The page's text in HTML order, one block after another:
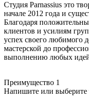
Студия Parnassius это
начале 2012 года и
Благодаря
клиентов и усилиям
успех своего любимого
мастерской до
выполнению любых
Преимущество 1
Напишите или выберите